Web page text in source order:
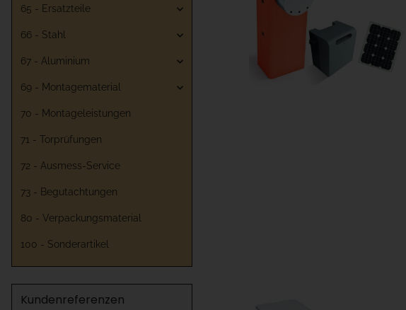
65 - Ersatzteile
66 - Stahl
67 - Aluminium
69 - Montagematerial
70 - Montageleistungen
71 - Torprüfungen
72 - Ausmess-Service
73 - Begutachtungen
80 - Verpackungsmaterial
100 - Sonderartikel
Kundenreferenzen